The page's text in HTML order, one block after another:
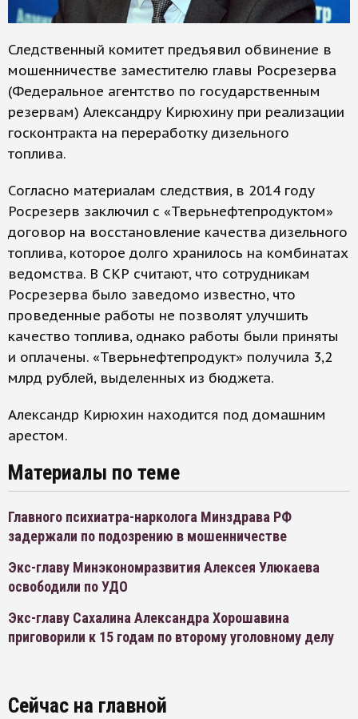
Следственный комитет предъявил обвинение в
мошенничестве заместителю главы Росрезерва
(Федеральное агентство по государственным
резервам) Александру Кирюхину при реализации
госконтракта на переработку дизельного
топлива.
Согласно материалам следствия, в 2014 году
Росрезерв заключил с «Тверьнефтепродуктом»
договор на восстановление качества дизельного
топлива, которое долго хранилось на комбинатах
ведомства. В СКР считают, что сотрудникам
Росрезерва было заведомо известно, что
проведенные работы не позволят улучшить
качество топлива, однако работы были приняты
и оплачены. «Тверьнефтепродукт» получила 3,2
млрд рублей, выделенных из бюджета.
Александр Кирюхин находится под домашним
арестом.
Материалы по теме
Главного психиатра-нарколога Минздрава РФ
задержали по подозрению в мошенничестве
Экс-главу Минэкономразвития Алексея Улюкаева
освободили по УДО
Экс-главу Сахалина Александра Хорошавина
приговорили к 15 годам по второму уголовному делу
Сейчас на главной